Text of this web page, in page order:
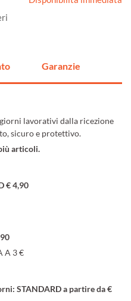
Garanzie
lavorativi dalla ricezione
sicuro e protettivo.
articoli.
€ 4,90
A 3 €
STANDARD a partire da €